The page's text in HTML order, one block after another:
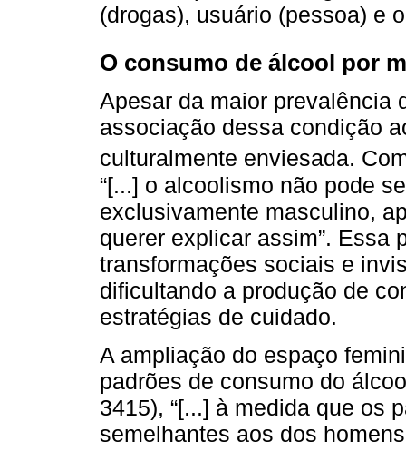
(drogas), usuário (pessoa) e
O consumo de álcool por
Apesar da maior prevalência
associação dessa condição
culturalmente enviesada.
“[...] o alcoolismo não pode
exclusivamente masculino,
querer explicar assim”. Essa
transformações sociais e
dificultando a produção de
estratégias de cuidado.
A ampliação do espaço
padrões de consumo do
3415), “[...] à medida que os
semelhantes aos dos